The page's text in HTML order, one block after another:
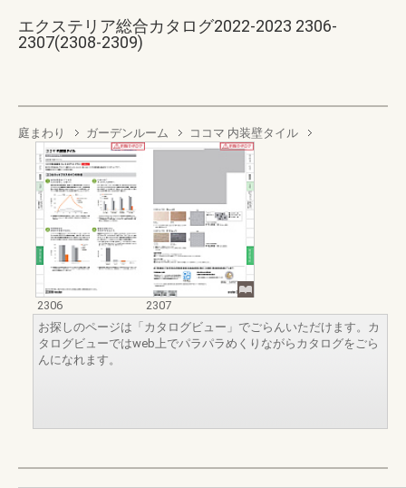
エクステリア総合カタログ2022-2023 2306-
2307(2308-2309)
庭まわり ガーデンルーム ココマ 内装壁タイル
2306
2307
お探しのページは「カタログビュー」でごらんいただけます。カ
タログビューではweb上でパラパラめくりながらカタログをごら
んになれます。